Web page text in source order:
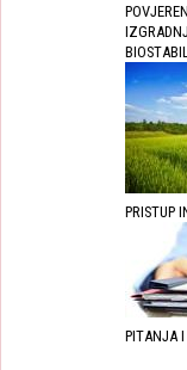
PRISTUP
PITANJA I